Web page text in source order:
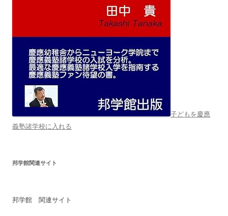
子どもを慶應
義塾諸学校に入れる
邦学館関連サイト
邦学館 関連サイト